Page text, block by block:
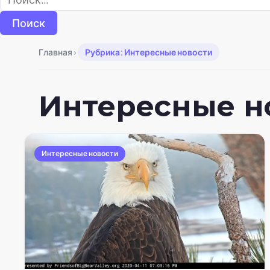
Главная › Рубрика: Интересные новости
Интересные
Интересные новости